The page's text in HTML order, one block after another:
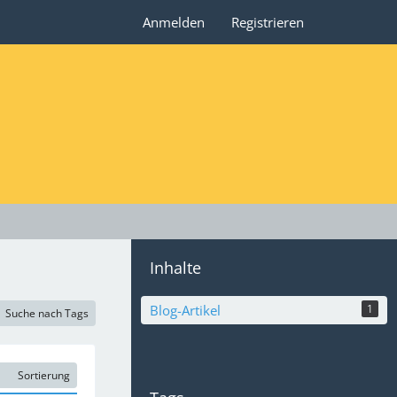
Anmelden Registrieren
Suche nach Tags
Sortierung
Inhalte
Blog-Artikel 1